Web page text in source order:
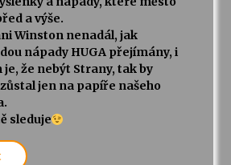
a výše.
Winston nenadál, jak
nápady HUGA přejímány, i
že nebýt Strany, tak by
jen na papíře našeho
sleduje